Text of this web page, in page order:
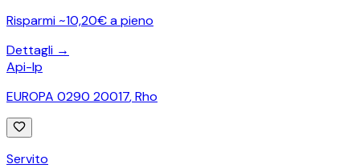
Risparmi ~10,20€ a pieno
Dettagli →
Api-Ip
EUROPA 0290 20017,Rho
Servito